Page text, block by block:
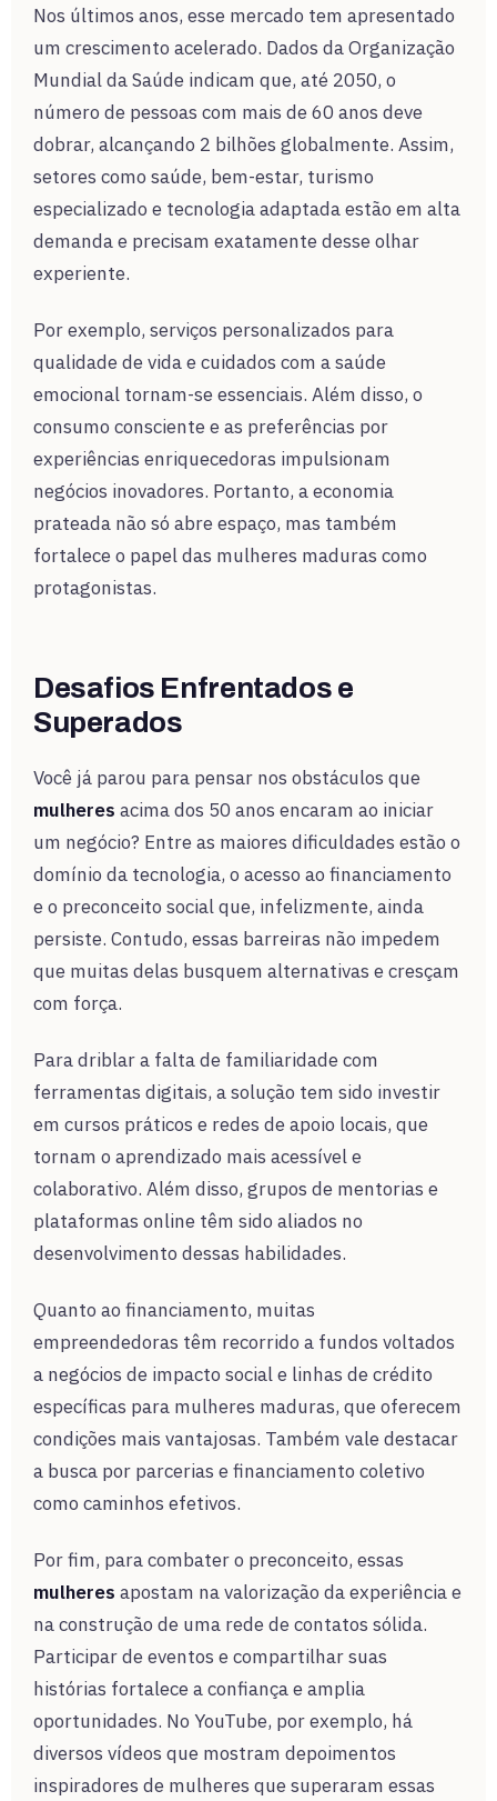
Nos últimos anos, esse mercado tem apresentado
um crescimento acelerado. Dados da Organização
Mundial da Saúde indicam que, até 2050, o
número de pessoas com mais de 60 anos deve
dobrar, alcançando 2 bilhões globalmente. Assim,
setores como saúde, bem-estar, turismo
especializado e tecnologia adaptada estão em alta
demanda e precisam exatamente desse olhar
experiente.
Por exemplo, serviços personalizados para
qualidade de vida e cuidados com a saúde
emocional tornam-se essenciais. Além disso, o
consumo consciente e as preferências por
experiências enriquecedoras impulsionam
negócios inovadores. Portanto, a economia
prateada não só abre espaço, mas também
fortalece o papel das mulheres maduras como
protagonistas.
Desafios Enfrentados e
Superados
Você já parou para pensar nos obstáculos que
mulheres acima dos 50 anos encaram ao iniciar
um negócio? Entre as maiores dificuldades estão o
domínio da tecnologia, o acesso ao financiamento
e o preconceito social que, infelizmente, ainda
persiste. Contudo, essas barreiras não impedem
que muitas delas busquem alternativas e cresçam
com força.
Para driblar a falta de familiaridade com
ferramentas digitais, a solução tem sido investir
em cursos práticos e redes de apoio locais, que
tornam o aprendizado mais acessível e
colaborativo. Além disso, grupos de mentorias e
plataformas online têm sido aliados no
desenvolvimento dessas habilidades.
Quanto ao financiamento, muitas
empreendedoras têm recorrido a fundos voltados
a negócios de impacto social e linhas de crédito
específicas para mulheres maduras, que oferecem
condições mais vantajosas. Também vale destacar
a busca por parcerias e financiamento coletivo
como caminhos efetivos.
Por fim, para combater o preconceito, essas
mulheres apostam na valorização da experiência e
na construção de uma rede de contatos sólida.
Participar de eventos e compartilhar suas
histórias fortalece a confiança e amplia
oportunidades. No YouTube, por exemplo, há
diversos vídeos que mostram depoimentos
inspiradores de mulheres que superaram essas